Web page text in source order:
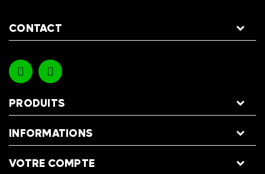
CONTACT
PRODUITS
INFORMATIONS
VOTRE COMPTE